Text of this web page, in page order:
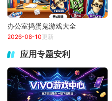
办公室捣蛋鬼游戏大全
2026-08-10更新
应用专题安利